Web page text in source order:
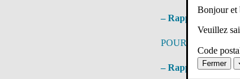
– Rapport d’activité
POUR : 99,2 % –
– Rapport
Bonjour et
Veuillez
Code
Fermer